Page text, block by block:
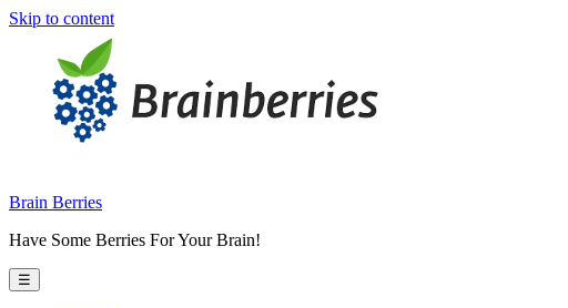
Skip to content
Brain Berries
Have Some Berries For Your Brain!
☰